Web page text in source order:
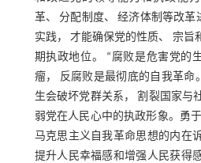
革、 分配制度、 经济体制等改革
实践， 才能确保党的性质、 宗旨
期执政地位。 “腐败是危害党的
瘤， 反腐败是最彻底的自我革命
生会破坏党群关系， 割裂国家与
弱党在人民心中的执政形象。勇
马克思主义自我革命思想的内在
提升人民幸福感和增强人民获得